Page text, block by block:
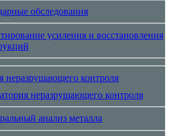
обследования
усиления и восстановления
неразрушающего контроля
неразрушающего контроля
анализ металла